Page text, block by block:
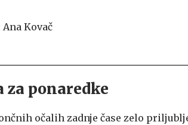
za ponaredke
očalih zadnje čase zelo